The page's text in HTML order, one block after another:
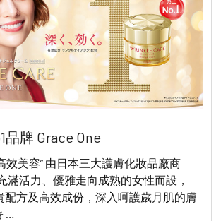
品牌 Grace One
效美容” 由日本三大護膚化妝品廠商
滿活力、優雅走向成熟的女性而設，
配方及高效成份，深入呵護歲月肌的膚
…